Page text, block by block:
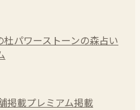
杜パワーストーンの森占い
掲載プレミアム掲載